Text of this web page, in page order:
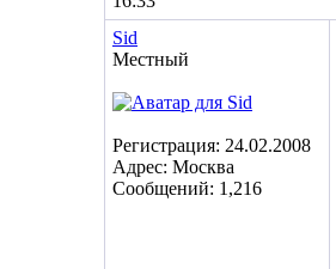
Sid
Местный
Регистрация: 24.02.2008
Адрес: Москва
Сообщений: 1,216